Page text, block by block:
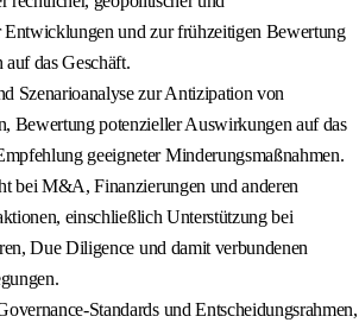
Entwicklungen und zur frühzeitigen Bewertung
das Geschäft.
Szenarioanalyse zur Antizipation von
Bewertung potenzieller Auswirkungen auf das
geeigneter Minderungsmaßnahmen.
bei M&A, Finanzierungen und anderen
einschließlich Unterstützung bei
Due Diligence und damit verbundenen
Standards und Entscheidungsrahmen,